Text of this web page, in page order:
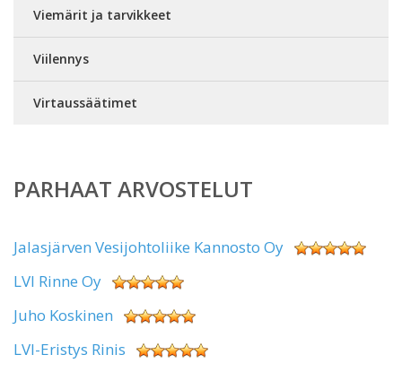
Viemärit ja tarvikkeet
Viilennys
Virtaussäätimet
PARHAAT ARVOSTELUT
Jalasjärven Vesijohtoliike Kannosto Oy
LVI Rinne Oy
Juho Koskinen
LVI-Eristys Rinis